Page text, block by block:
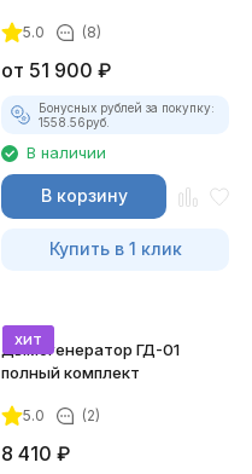
5.0 (8)
от 51 900 ₽
Бонусных рублей за покупку:
1558.56руб.
В наличии
В корзину
Купить в 1 клик
хит
Дымогенератор ГД-01
полный комплект
5.0 (2)
8 410 ₽